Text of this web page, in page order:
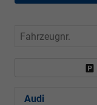
Fahrzeugnr.
Audi